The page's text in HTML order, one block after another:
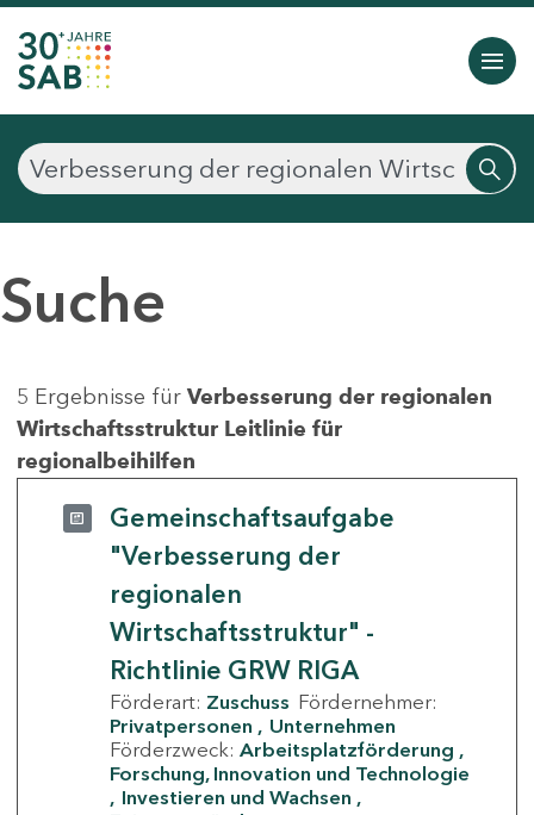
Suche
5 Ergebnisse für Verbesserung der regionalen
Wirtschaftsstruktur Leitlinie für
regionalbeihilfen
Gemeinschaftsaufgabe
"Verbesserung der
regionalen
Wirtschaftsstruktur" -
Richtlinie GRW RIGA
Förderart: Zuschuss Fördernehmer:
Privatpersonen
Unternehmen
Förderzweck: Arbeitsplatzförderung
Forschung, Innovation und Technologie
Investieren und Wachsen